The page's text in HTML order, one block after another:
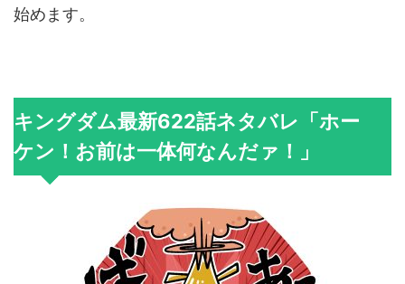
始めます。
キングダム最新622話ネタバレ「ホー
ケン！お前は一体何なんだァ！」